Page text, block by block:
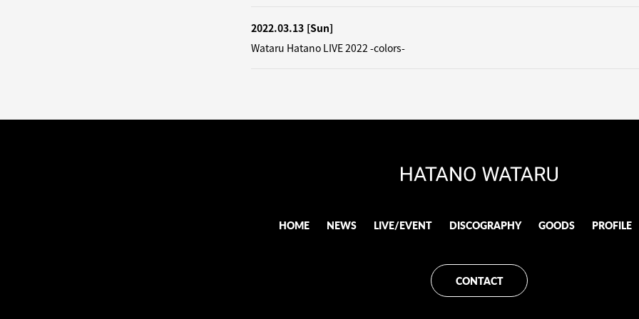
2022.03.13 [Sun]
Wataru Hatano LIVE 2022 -colors-
HOME NEWS LIVE/EVENT DISCOGRAPHY GOODS PROFILE
CONTACT